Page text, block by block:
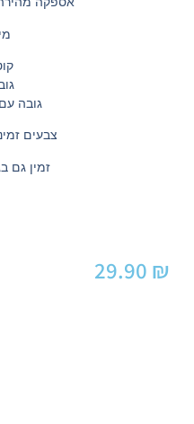
גובה עם
צבעים
זמין גם
29.90 ₪